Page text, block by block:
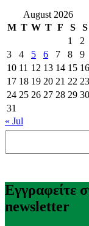
August 2026
M T W T F S
S
1
2
3
4 5 6 7 8
9
10 11 12 13 14 15 16
17 18 19 20 21 22 23
24 25 26 27 28 29 30
31
« Jul
Εγγραφείτε
newsletter